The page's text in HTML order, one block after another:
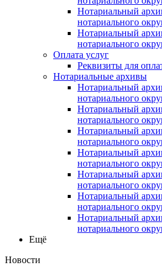
Нотариальный
нотариального
Нотариальный
нотариального
Оплата услуг
Реквизиты для
Нотариальные архивы
Нотариальный
нотариального
Нотариальный
нотариального
Нотариальный
нотариального
Нотариальный
нотариального
Нотариальный
нотариального
Нотариальный
нотариального
Нотариальный
нотариального
Ещё
Новости